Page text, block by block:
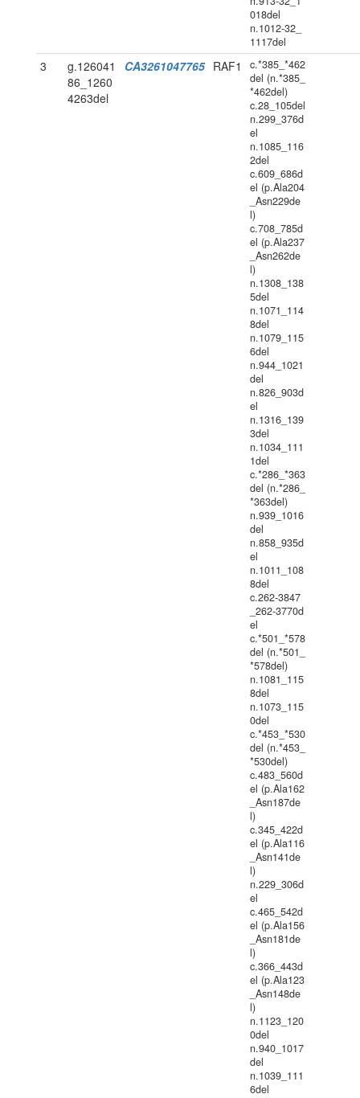
018del
n.1012-32_
1117del
3
g.126041
86_1260
4263del
CA3261047765 RAF1
c.*385_*462
del (n.*385_
*462del)
c.28_105del
n.299_376d
el
n.1085_116
2del
c.609_686d
el (p.Ala204
_Asn229de
l)
c.708_785d
el (p.Ala237
_Asn262de
l)
n.1308_138
5del
n.1071_114
8del
n.1079_115
6del
n.944_1021
del
n.826_903d
el
n.1316_139
3del
n.1034_111
1del
c.*286_*363
del (n.*286_
*363del)
n.939_1016
del
n.858_935d
el
n.1011_108
8del
c.262-3847
_262-3770d
el
c.*501_*578
del (n.*501_
*578del)
n.1081_115
8del
n.1073_115
0del
c.*453_*530
del (n.*453_
*530del)
c.483_560d
el (p.Ala162
_Asn187de
l)
c.345_422d
el (p.Ala116
_Asn141de
l)
n.229_306d
el
c.465_542d
el (p.Ala156
_Asn181de
l)
c.366_443d
el (p.Ala123
_Asn148de
l)
n.1123_120
0del
n.940_1017
del
n.1039_111
6del